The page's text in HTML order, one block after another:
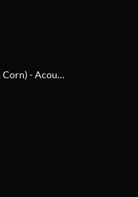
Coeur à coeur (feat. Sebastien Corn) - Acoustique